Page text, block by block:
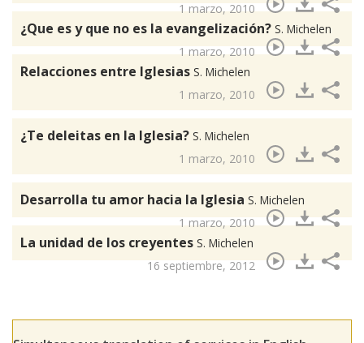
1 marzo, 2010
¿Que es y que no es la evangelización? S. Michelen
1 marzo, 2010
Relacciones entre Iglesias S. Michelen
1 marzo, 2010
¿Te deleitas en la Iglesia? S. Michelen
1 marzo, 2010
Desarrolla tu amor hacia la Iglesia S. Michelen
1 marzo, 2010
La unidad de los creyentes S. Michelen
16 septiembre, 2012